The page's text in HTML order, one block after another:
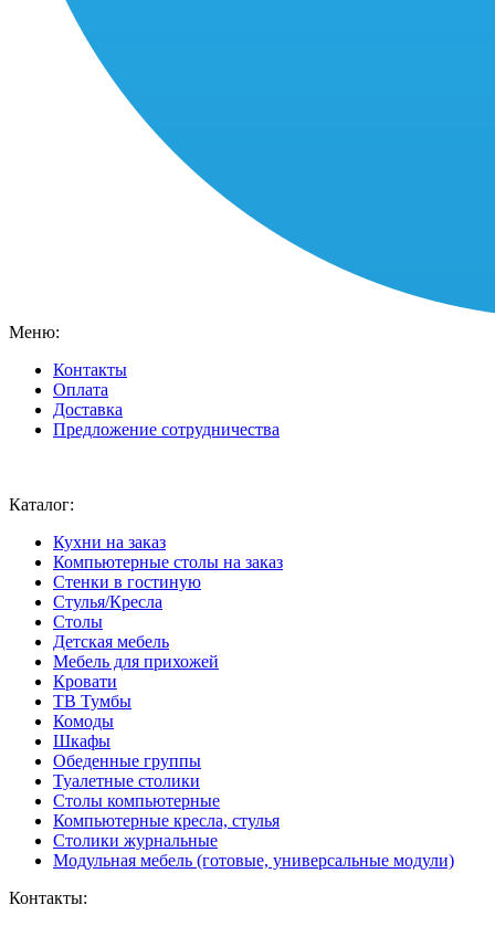
Меню:
Контакты
Оплата
Доставка
Предложение сотрудничества
Каталог:
Кухни на заказ
Компьютерные столы на заказ
Стенки в гостиную
Стулья/Кресла
Столы
Детская мебель
Мебель для прихожей
Кровати
ТВ Тумбы
Комоды
Шкафы
Обеденные группы
Туалетные столики
Столы компьютерные
Компьютерные кресла, стулья
Столики журнальные
Модульная мебель (готовые, универсальные модули)
Контакты: